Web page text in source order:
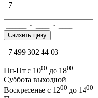
+7
+7 499 302 44 03
Пн-Пт с 1000 до 1800
Суббота выходной
Воскресенье с 1200 до 1400